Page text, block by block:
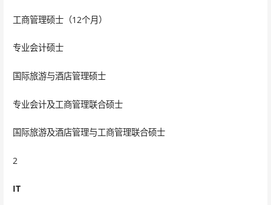
工商管理硕士（12个月）
专业会计硕士
国际旅游与酒店管理硕士
专业会计及工商管理联合硕士
国际旅游及酒店管理与工商管理联合硕士
2
IT